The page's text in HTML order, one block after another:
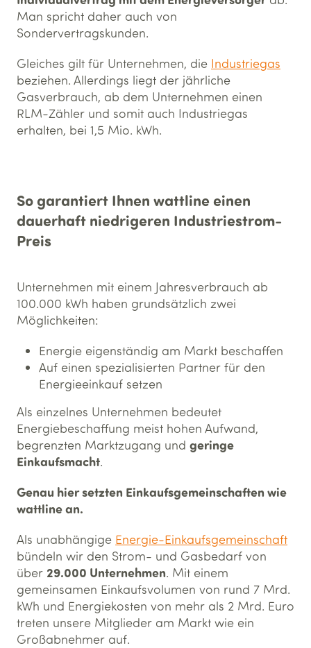
Man spricht daher auch von
Sondervertragskunden.
Gleiches gilt für Unternehmen, die Industriegas
beziehen. Allerdings liegt der jährliche
Gasverbrauch, ab dem Unternehmen einen
RLM-Zähler und somit auch Industriegas
erhalten, bei 1,5 Mio. kWh.
So garantiert Ihnen wattline einen
dauerhaft niedrigeren Industriestrom-
Preis
Unternehmen mit einem Jahresverbrauch ab
100.000 kWh haben grundsätzlich zwei
Möglichkeiten:
Energie eigenständig am Markt beschaffen
Auf einen spezialisierten Partner für den
Energieeinkauf setzen
Als einzelnes Unternehmen bedeutet
Energiebeschaffung meist hohen Aufwand,
begrenzten Marktzugang und geringe
Einkaufsmacht.
Genau hier setzten Einkaufsgemeinschaften wie
wattline an.
Als unabhängige Energie-Einkaufsgemeinschaft
bündeln wir den Strom- und Gasbedarf von
über 29.000 Unternehmen. Mit einem
gemeinsamen Einkaufsvolumen von rund 7 Mrd.
kWh und Energiekosten von mehr als 2 Mrd. Euro
treten unsere Mitglieder am Markt wie ein
Großabnehmer auf.